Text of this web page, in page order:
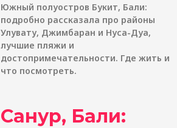
Южный полуостров Букит, Бали:
подробно рассказала про районы
Улувату, Джимбаран и Нуса-Дуа,
лучшие пляжи и
достопримечательности. Где жить и
что посмотреть.
Санур, Бали: